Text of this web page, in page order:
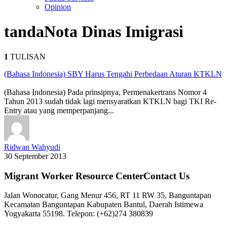
Opinion
tandaNota Dinas Imigrasi
1 TULISAN
(Bahasa Indonesia) SBY Harus Tengahi Perbedaan Aturan KTKLN
(Bahasa Indonesia) Pada prinsipnya, Permenakertrans Nomor 4
Tahun 2013 sudah tidak lagi mensyaratkan KTKLN bagi TKI Re-
Entry atau yang memperpanjang...
Ridwan Wahyudi
30 September 2013
Migrant Worker Resource CenterContact Us
Jalan Wonocatur, Gang Menur 456, RT 11 RW 35, Banguntapan
Kecamatan Banguntapan Kabupaten Bantul, Daerah Istimewa
Yogyakarta 55198. Telepon: (+62)274 380839